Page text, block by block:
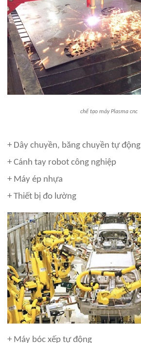
chế tạo máy Plasma cnc
+ Dây chuyền, băng chuyền tự động
+ Cánh tay robot công nghiệp
+ Máy ép nhựa
+ Thiết bị đo lường
+ Máy bóc xếp tự động